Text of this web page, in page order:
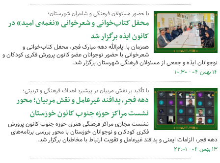
با حضور مسئولان فرهنگی و شاعران شهرستان؛
محفل کتاب‌خوانی و شعرخوانی «نغمه‌ی امید» در
کانون ایذه برگزار شد
همزمان با ایام‌الله دهه مبارک فجر، محفل کتاب‌خوانی و
شعرخوانی با حضور نوجوانان عضو کانون پرورش فکری کودکان و
نوجوانان ایذه و جمعی از مسئولان فرهنگی شهرستان برگزار شد.
۱۴ بهمن ۰۴ - ۱۰:۳۰
با تأکید بر نقش مربیان در پیشبرد اهداف فرهنگی و تربیتی؛
دهه فجر، پدافند غیرعامل و نقش مربیان؛ محور
نشست مراکز حوزه جنوب کانون خوزستان
نشست مجازی مراکز فرهنگی هنری حوزه جنوب کانون پرورش
فکری کودکان و نوجوانان خوزستان با محور بررسی برنامه‌های
دهه فجر، الزامات ایمنی و پدافند غیرعامل و تقویت ارتباط با مخاطبان برگزار شد.
۱۳ بهمن ۰۴ - ۲۲:۰۱